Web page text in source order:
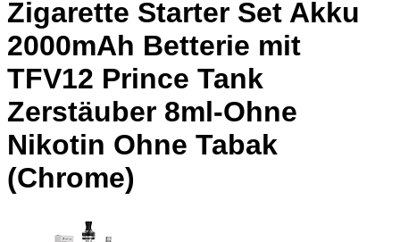
Zigarette Starter Set Akku
2000mAh Betterie mit
TFV12 Prince Tank
Zerstäuber 8ml-Ohne
Nikotin Ohne Tabak
(Chrome)